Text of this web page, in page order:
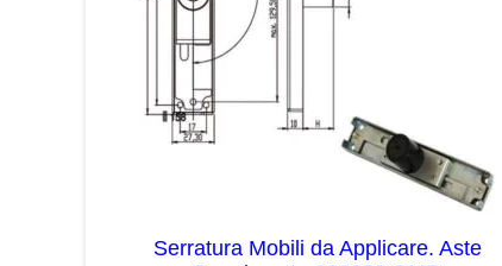
Serratura Mobili da Applicare. Aste